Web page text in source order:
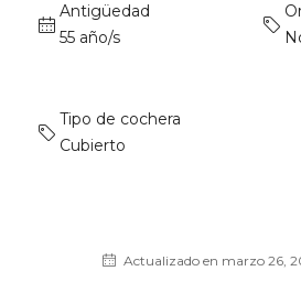
Antigüedad
55 año/s
Tipo de cochera
Cubierto
Actualizado en marzo 26,